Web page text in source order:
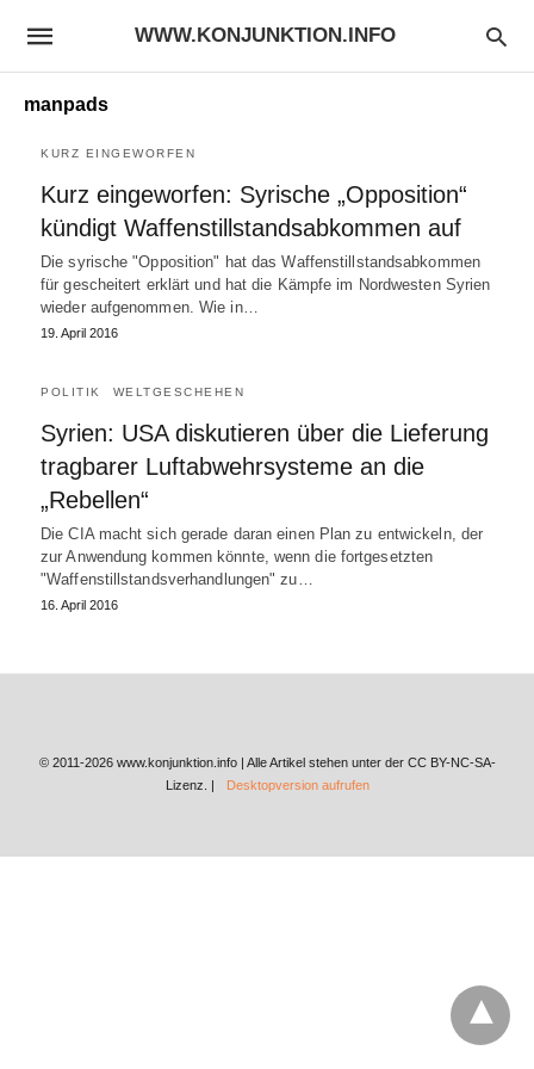
WWW.KONJUNKTION.INFO
manpads
KURZ EINGEWORFEN
Kurz eingeworfen: Syrische „Opposition“
kündigt Waffenstillstandsabkommen auf
Die syrische "Opposition" hat das Waffenstillstandsabkommen
für gescheitert erklärt und hat die Kämpfe im Nordwesten Syrien
wieder aufgenommen. Wie in…
19. April 2016
POLITIK WELTGESCHEHEN
Syrien: USA diskutieren über die Lieferung
tragbarer Luftabwehrsysteme an die
„Rebellen“
Die CIA macht sich gerade daran einen Plan zu entwickeln, der
zur Anwendung kommen könnte, wenn die fortgesetzten
"Waffenstillstandsverhandlungen" zu…
16. April 2016
© 2011-2026 www.konjunktion.info | Alle Artikel stehen unter der CC BY-NC-SA-
Lizenz. |
Desktopversion aufrufen